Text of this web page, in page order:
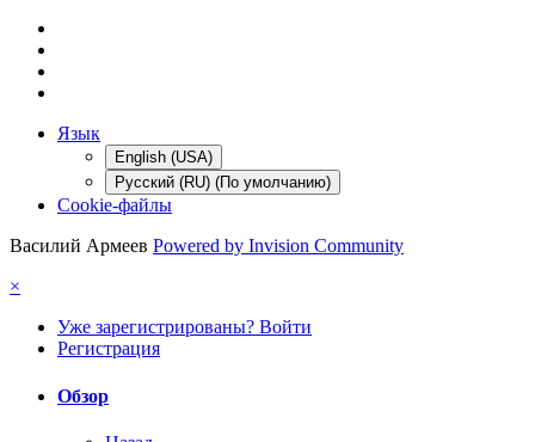
Язык
English (USA)
Русский (RU) (По умолчанию)
Cookie-файлы
Василий Армеев Powered by Invision Community
×
Уже зарегистрированы? Войти
Регистрация
Обзор